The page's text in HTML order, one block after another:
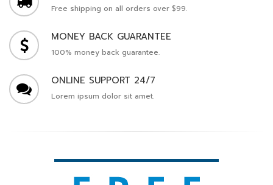
Free shipping on all orders over $99.
MONEY BACK GUARANTEE
100% money back guarantee.
ONLINE SUPPORT 24/7
Lorem ipsum dolor sit amet.